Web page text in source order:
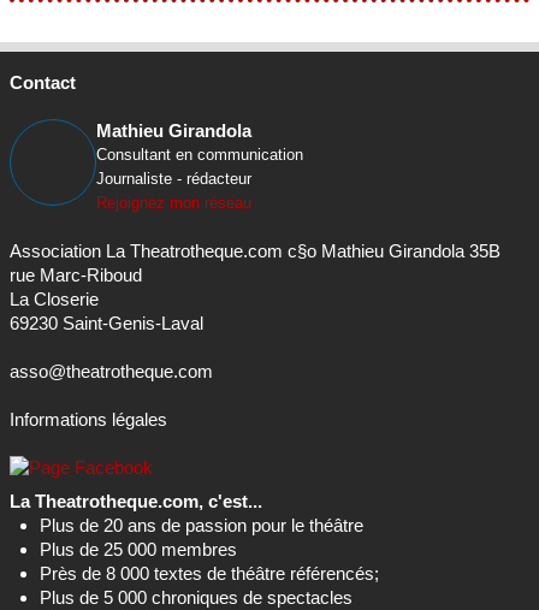
Contact
Mathieu Girandola
Consultant en communication
Journaliste - rédacteur
Rejoignez mon réseau
Association La Theatrotheque.com c§o Mathieu Girandola 35B
rue Marc-Riboud
La Closerie
69230 Saint-Genis-Laval
asso@theatrotheque.com
Informations légales
La Theatrotheque.com, c'est...
Plus de 20 ans de passion pour le théâtre
Plus de 25 000 membres
Près de 8 000 textes de théâtre référencés;
Plus de 5 000 chroniques de spectacles